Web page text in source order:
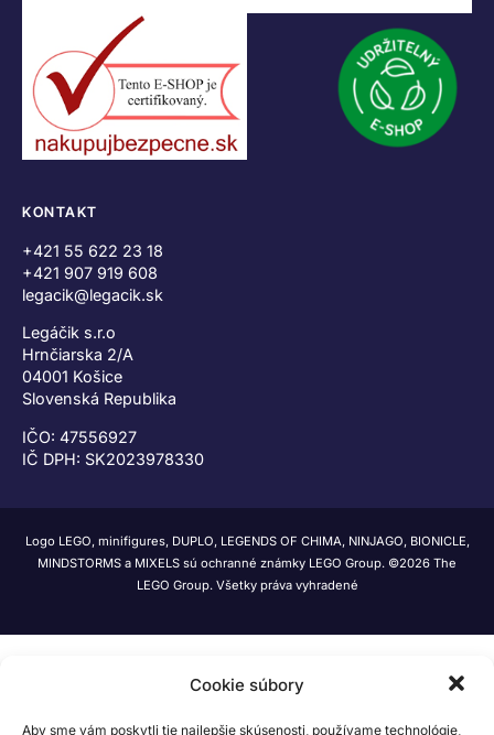
Cookie súbory
Aby sme vám poskytli tie najlepšie skúsenosti, používame technológie,
KONTAKT
+421 55 622 23 18
+421 907 919 608
legacik@legacik.sk
Legáčik s.r.o
Hrnčiarska 2/A
04001 Košice
Slovenská Republika
IČO: 47556927
IČ DPH: SK2023978330
Logo LEGO, minifigures, DUPLO, LEGENDS OF CHIMA, NINJAGO, BIONICLE,
MINDSTORMS a MIXELS sú ochranné známky LEGO Group. ©2026 The
LEGO Group. Všetky práva vyhradené